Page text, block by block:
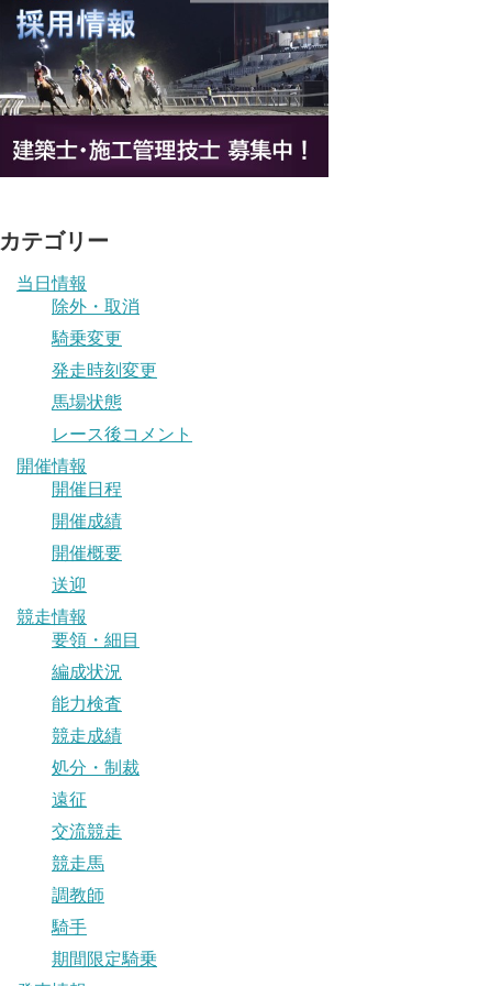
カテゴリー
当日情報
除外・取消
騎乗変更
発走時刻変更
馬場状態
レース後コメント
開催情報
開催日程
開催成績
開催概要
送迎
競走情報
要領・細目
編成状況
能力検査
競走成績
処分・制裁
遠征
交流競走
競走馬
調教師
騎手
期間限定騎乗